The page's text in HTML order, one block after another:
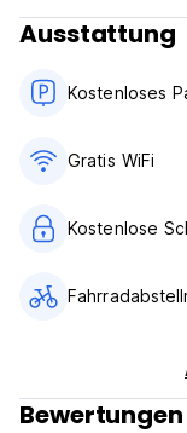
Ausstattung
Kostenloses
Gratis WiFi
Kostenlose
Bewertungen